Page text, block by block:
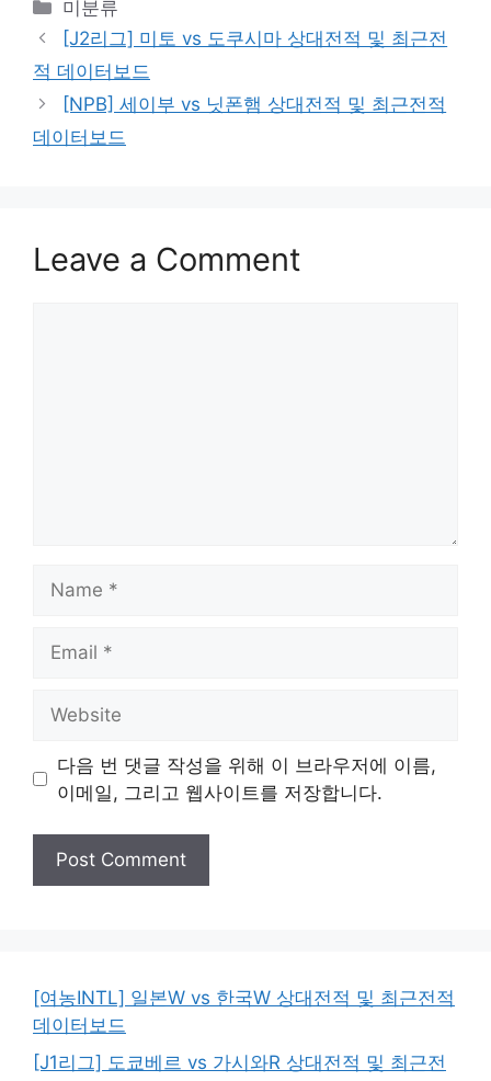
Categories
미분류
[J2리그] 미토 vs 도쿠시마 상대전적 및 최근전
적 데이터보드
[NPB] 세이부 vs 닛폰햄 상대전적 및 최근전적
데이터보드
Leave a Comment
다음 번 댓글 작성을 위해 이 브라우저에 이름,
이메일, 그리고 웹사이트를 저장합니다.
[여농INTL] 일본W vs 한국W 상대전적 및 최근전적
데이터보드
[J1리그] 도쿄베르 vs 가시와R 상대전적 및 최근전